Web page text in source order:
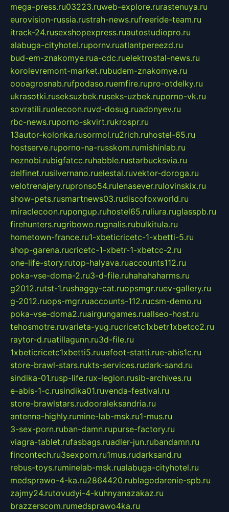
mega-press.ru03223.ruweb-explore.rurastenuya.ru
eurovision-russia.rustrah-news.rufreeride-team.ru
itrack-24.rusexshopexpress.ruautostudiopro.ru
alabuga-cityhotel.rupornv.ruatlantpereezd.ru
bud-em-znakomye.rua-cdc.ruelektrostal-news.ru
korolevremont-market.rubudem-znakomye.ru
oooagrosnab.rufpodaso.ruemfire.rupro-otdelky.ru
ukrasotki.ruseksuzbek.ruseks-uzbek.ruporno-vk.ru
sovratili.ruolecoon.ruvd-dosug.ruadonyev.ru
rbc-news.ruporno-skvirt.rukrospr.ru
13autor-kolonka.rusormol.ru2rich.ruhostel-65.ru
hostserve.ruporno-na-russkom.rumishinlab.ru
neznobi.rubigfatcc.ruhabble.rustarbucksvia.ru
delfinet.rusilvernano.ruelestal.ruvektor-doroga.ru
velotrenajery.rupronso54.rulenasever.rulovinskix.ru
show-pets.rusmartnews03.rudiscofoxworld.ru
miraclecoon.rupongup.ruhostel65.ruliura.ruglasspb.ru
firehunters.rugribowo.rugnalis.rubulkitula.ru
hometown-france.ru1-xbeticricetc-1-xbetti-5.ru
shop-garena.rucricetc-1-xbetr-1-xbetcc-2.ru
one-life-story.rutop-halyava.ruaccounts112.ru
poka-vse-doma-2.ru3-d-file.ruhahahaharms.ru
g2012.rutst-1.rushaggy-cat.ruopsmgr.ruev-gallery.ru
g-2012.ruops-mgr.ruaccounts-112.rucsm-demo.ru
poka-vse-doma2.ruairgungames.ruallseo-host.ru
tehosmotre.ruvarieta-yug.rucricetc1xbetr1xbetcc2.ru
raytor-d.ruatillagunn.ru3d-file.ru
1xbeticricetc1xbetti5.ruuafoot-statti.rue-abis1c.ru
store-brawl-stars.rukts-services.rudark-sand.ru
sindika-01.rusp-life.rux-legion.rusib-archives.ru
e-abis-1-c.rusindika01.ruvenda-festival.ru
store-brawlstars.rudooraleksandria.ru
antenna-highly.rumine-lab-msk.ru1-mus.ru
3-sex-porn.ruban-damn.rupurse-factory.ru
viagra-tablet.rufasbags.ruadler-jun.rubandamn.ru
fincontech.ru3sexporn.ru1mus.rudarksand.ru
rebus-toys.ruminelab-msk.rualabuga-cityhotel.ru
medsprawo-4-ka.ru2864420.rublagodarenie-spb.ru
zajmy24.rutovudyi-4-kuhnyanazakaz.ru
brazzerscom.rumedsprawo4ka.ru